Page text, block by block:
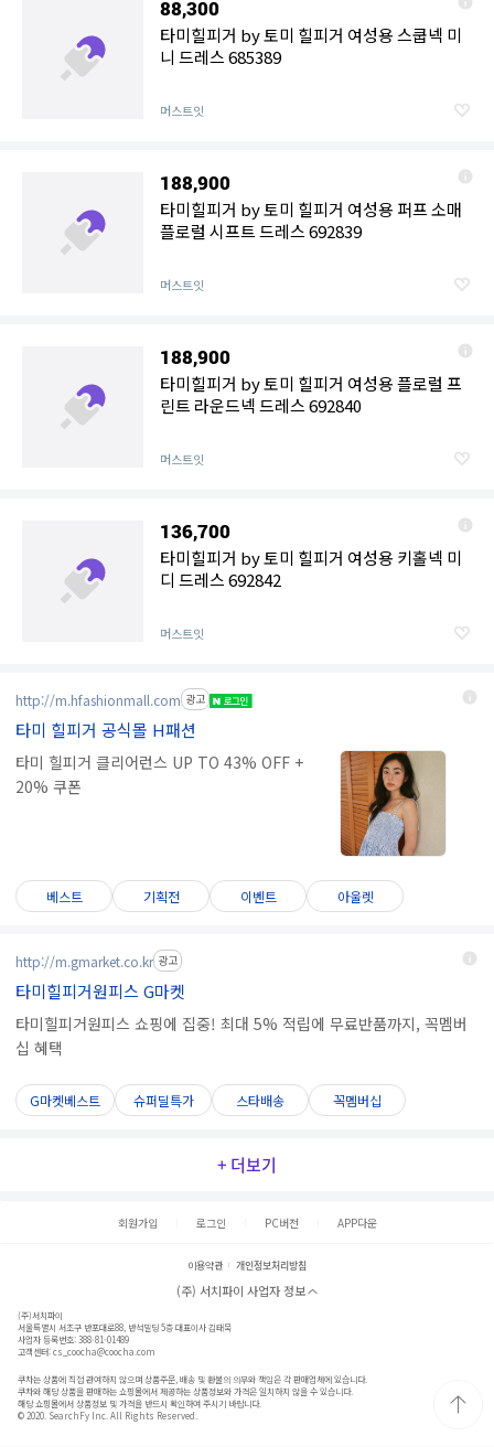
88,300
타미힐피거 by 토미 힐피거 여성용 스쿱넥 미
니 드레스 685389
머스트잇
188,900
타미힐피거 by 토미 힐피거 여성용 퍼프 소매
플로럴 시프트 드레스 692839
머스트잇
188,900
타미힐피거 by 토미 힐피거 여성용 플로럴 프
린트 라운드넥 드레스 692840
머스트잇
136,700
타미힐피거 by 토미 힐피거 여성용 키홀넥 미
디 드레스 692842
머스트잇
http://m.hfashionmall.com 광고
타미 힐피거 공식몰 H패션
타미 힐피거 클리어런스 UP TO 43% OFF +
20% 쿠폰
베스트 기획전 이벤트 아울렛
http://m.gmarket.co.kr 광고
타미힐피거원피스 G마켓
타미힐피거원피스 쇼핑에 집중! 최대 5% 적립에 무료반품까지, 꼭멤버
십 혜택
G마켓베스트 슈퍼딜특가 스타배송 꼭멤버십
+ 더보기
회원가입 로그인 PC버전 APP다운
이용약관 개인정보처리방침
(주) 서치파이 사업자 정보
(주)서치파이
서울특별시 서초구 반포대로88, 반석빌딩 5층 대표이사 김태묵
사업자 등록번호: 388-81-01489
고객센터:cs_coocha@coocha.com
쿠차는 상품에 직접 관여하지 않으며 상품주문, 배송 및 환불의 의무와 책임은 각 판매업체에 있습니다.
쿠차와 해당 상품을 판매하는 쇼핑몰에서 제공하는 상품정보와 가격은 일치하지 않을 수 있습니다.
해당 쇼핑몰에서 상품정보 및 가격을 반드시 확인하여 주시기 바랍니다.
© 2020. SearchFy Inc. All Rights Reserved.